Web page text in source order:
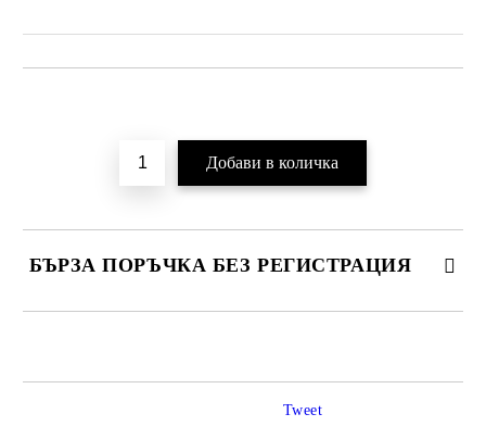
БЪРЗА ПОРЪЧКА БЕЗ РЕГИСТРАЦИЯ
Tweet